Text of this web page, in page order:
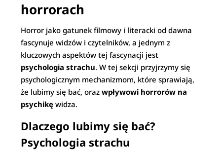
horrorach
Horror jako gatunek filmowy i literacki od dawna
fascynuje widzów i czytelników, a jednym z
kluczowych aspektów tej fascynacji jest
psychologia strachu. W tej sekcji przyjrzymy się
psychologicznym mechanizmom, które sprawiają,
że lubimy się bać, orazwpływowi horrorów na
psychikę widza.
Dlaczego lubimy się bać?
Psychologia strachu